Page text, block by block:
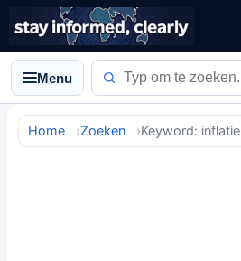
Menu
Home Zoeken Keyword: inflatie